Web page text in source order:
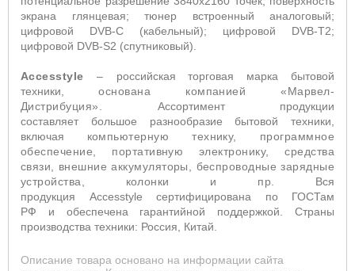
экрана глянцевая; тюнер встроенный аналоговый;
цифровой DVB-C (кабельный); цифровой DVB-T2;
цифровой DVB-S2 (спутниковый).
Accesstyle – российская торговая марка бытовой
техники,основана компанией «Марвел-
Дистрибуция». Ассортимент продукции
составляет большое разнообразие бытовой техники,
включая компьютерную технику, программное
обеспечение, портативную электронику, средства
связи, внешние аккумуляторы, беспроводные зарядные
устройства, колонки и пр. Вся
продукция Accesstyle сертифицирована по ГОСТам
РФ и обеспечена гарантийной поддержкой. Страны
производства техники: Россия, Китай.
Описание товара основано на информации сайта